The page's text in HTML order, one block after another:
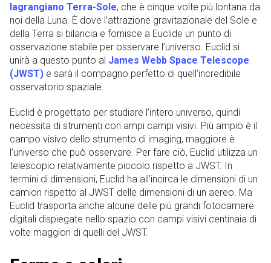
lagrangiano Terra-Sole, che è cinque volte più lontana da
noi della Luna. È dove l’attrazione gravitazionale del Sole e
della Terra si bilancia e fornisce a Euclide un punto di
osservazione stabile per osservare l’universo. Euclid si
unirà a questo punto al James Webb Space Telescope
(JWST) e sarà il compagno perfetto di quell’incredibile
osservatorio spaziale.
Euclid è progettato per studiare l’intero universo, quindi
necessita di strumenti con ampi campi visivi. Più ampio è il
campo visivo dello strumento di imaging, maggiore è
l’universo che può osservare. Per fare ciò, Euclid utilizza un
telescopio relativamente piccolo rispetto a JWST. In
termini di dimensioni, Euclid ha all’incirca le dimensioni di un
camion rispetto al JWST delle dimensioni di un aereo. Ma
Euclid trasporta anche alcune delle più grandi fotocamere
digitali dispiegate nello spazio con campi visivi centinaia di
volte maggiori di quelli del JWST.